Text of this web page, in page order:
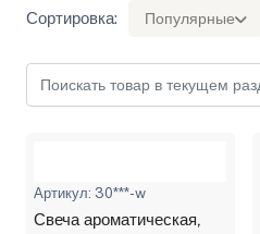
Сортировка: Популярные
Артикул: 30***-w
Свеча ароматическая,